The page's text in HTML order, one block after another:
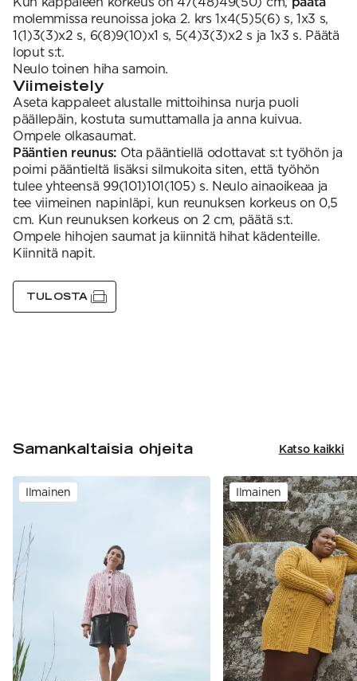
molemmissa reunoissa joka 2. krs 1x4(5)5(6) s, 1x3 s,
1(1)3(3)x2 s, 6(8)9(10)x1 s, 5(4)3(3)x2 s ja 1x3 s. Päätä
loput s:t.
Neulo toinen hiha samoin.
Viimeistely
Aseta kappaleet alustalle mittoihinsa nurja puoli
päällepäin, kostuta sumuttamalla ja anna kuivua.
Ompele olkasaumat.
Pääntien reunus:Ota pääntiellä odottavat s:t työhön ja
poimi pääntieltä lisäksi silmukoita siten, että työhön
tulee yhteensä 99(101)101(105) s. Neulo ainaoikeaa ja
tee viimeinen napinläpi, kun reunuksen korkeus on 0,5
cm. Kun reunuksen korkeus on 2 cm, päätä s:t.
Ompele hihojen saumat ja kiinnitä hihat kädenteille.
Kiinnitä napit.
TULOSTA
Samankaltaisia ohjeita Katso kaikki
Ilmainen Ilmainen